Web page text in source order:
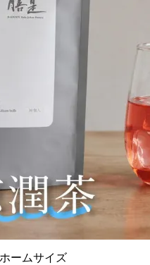
ームサイズ